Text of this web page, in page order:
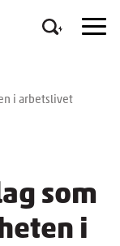
i arbetslivet
som
i